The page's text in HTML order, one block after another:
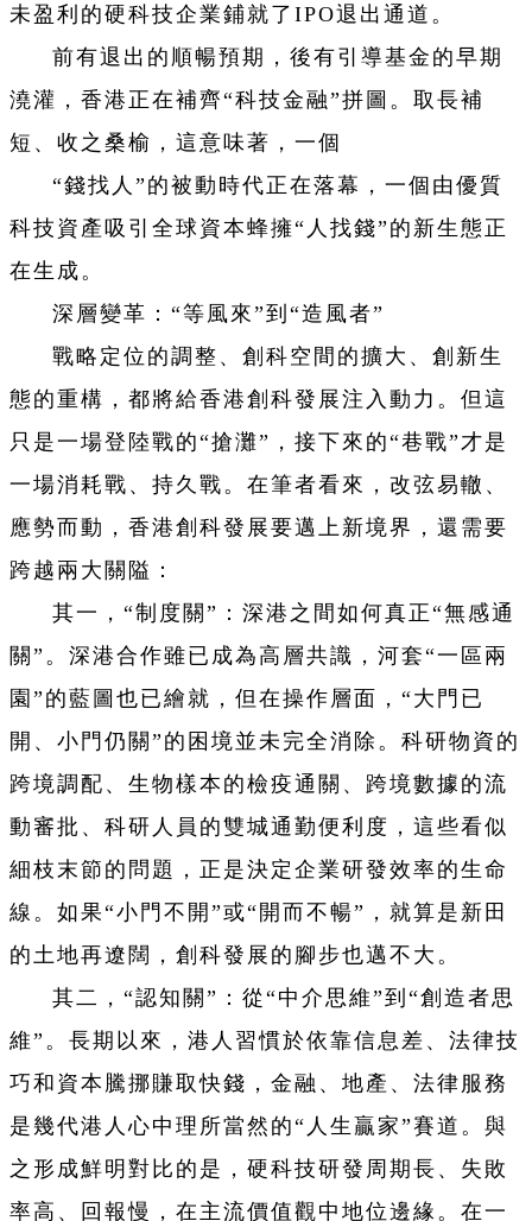
未盈利的硬科技企業鋪就了IPO退出通道。
前有退出的順暢預期，後有引導基金的早期
澆灌，香港正在補齊“科技金融”拼圖。取長補
短、收之桑榆，這意味著，一個
“錢找人”的被動時代正在落幕，一個由優質
科技資產吸引全球資本蜂擁“人找錢”的新生態正
在生成。
深層變革：“等風來”到“造風者”
戰略定位的調整、創科空間的擴大、創新生
態的重構，都將給香港創科發展注入動力。但這
只是一場登陸戰的“搶灘”，接下來的“巷戰”才是
一場消耗戰、持久戰。在筆者看來，改弦易轍、
應勢而動，香港創科發展要邁上新境界，還需要
跨越兩大關隘：
其一，“制度關”：深港之間如何真正“無感通
關”。深港合作雖已成為高層共識，河套“一區兩
園”的藍圖也已繪就，但在操作層面，“大門已
開、小門仍關”的困境並未完全消除。科研物資的
跨境調配、生物樣本的檢疫通關、跨境數據的流
動審批、科研人員的雙城通勤便利度，這些看似
細枝末節的問題，正是決定企業研發效率的生命
線。如果“小門不開”或“開而不暢”，就算是新田
的土地再遼闊，創科發展的腳步也邁不大。
其二，“認知關”：從“中介思維”到“創造者思
維”。長期以來，港人習慣於依靠信息差、法律技
巧和資本騰挪賺取快錢，金融、地產、法律服務
是幾代港人心中理所當然的“人生贏家”賽道。與
之形成鮮明對比的是，硬科技研發周期長、失敗
率高、回報慢，在主流價值觀中地位邊緣。在一